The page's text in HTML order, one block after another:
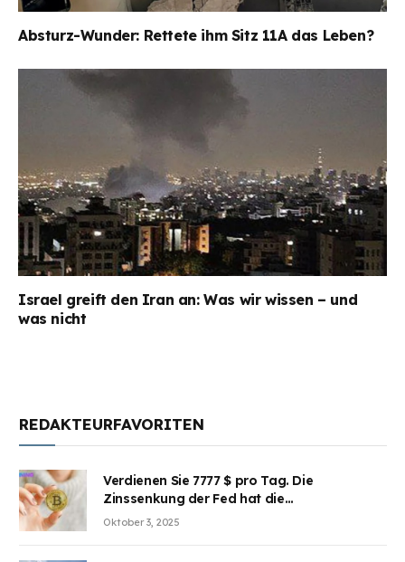
Absturz-Wunder: Rettete ihm Sitz 11A das Leben?
Israel greift den Iran an: Was wir wissen – und
was nicht
REDAKTEURFAVORITEN
Verdienen Sie 7777 $ pro Tag. Die
Zinssenkung der Fed hat die
Aufmerksamkeit des Marktes erregt.
Oktober 3, 2025